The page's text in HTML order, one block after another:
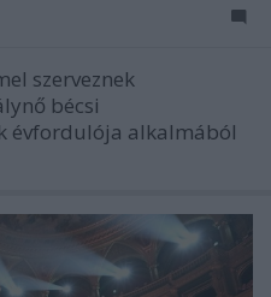
szerveznek
bécsi
évfordulója alkalmából